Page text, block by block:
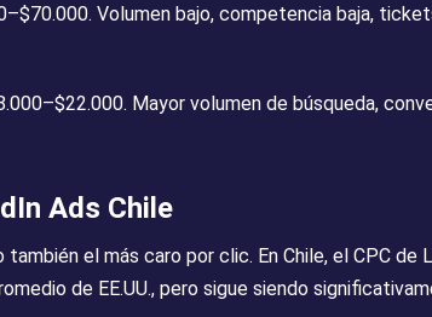
Volumen bajo, competencia baja,
Mayor volumen de búsqueda,
Ads Chile
el más caro por clic. En Chile, el CPC de
de EE.UU., pero sigue siendo